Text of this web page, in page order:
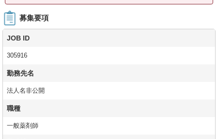
募集要項
JOB ID
305916
勤務先名
法人名非公開
職種
一般薬剤師